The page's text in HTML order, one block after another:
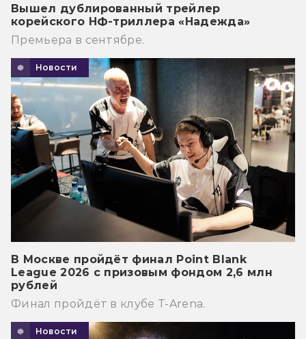
Вышел дублированный трейлер
корейского НФ-триллера «Надежда»
Премьера в сентябре.
Новости
В Москве пройдёт финал Point Blank
League 2026 с призовым фондом 2,6 млн
рублей
Финал пройдёт в клубе T-Arena.
Новости